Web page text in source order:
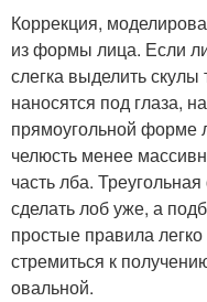
Коррекция,
из формы лица. Если
слегка выделить
наносятся под глаза,
прямоугольной форме
челюсть менее
часть лба.
сделать лоб уже, а
простые правила
стремиться к
овальной.